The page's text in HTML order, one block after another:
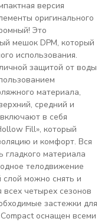
версия
оригинального
Это
мешок DPM, который
использования.
защитой от воды
материала,
средний и
в себя
Fill», который
и комфорт. Вся
гладкого материала
телодвижение
слой можно снять и
четырех сезонов
застежки для
оснащен всеми